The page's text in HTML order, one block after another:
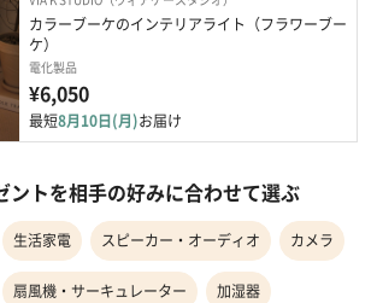
カラーブーケのインテリアライト（フラワーブー
ケ）
電化製品
¥6,050
最短8月10日(月)お届け
ントを相手の好みに合わせて選ぶ
生活家電 スピーカー・オーディオ カメラ
扇風機・サーキュレーター 加湿器